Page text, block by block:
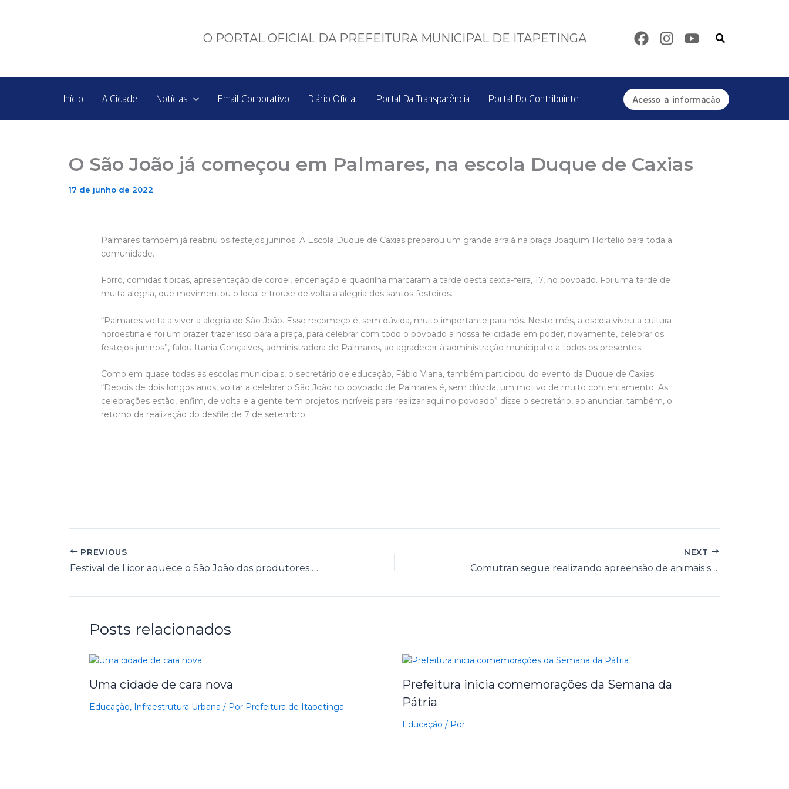
O PORTAL OFICIAL DA PREFEITURA MUNICIPAL DE ITAPETINGA Pesquisar
Início A Cidade Notícias Email Corporativo Diário Oficial Portal Da Transparência Portal Do Contribuinte Acesso a informação
O São João já começou em Palmares, na escola Duque de Caxias
17 de junho de 2022
Palmares também já reabriu os festejos juninos. A Escola Duque de Caxias preparou um grande arraiá na praça Joaquim Hortélio para toda a
comunidade.
Forró, comidas típicas, apresentação de cordel, encenação e quadrilha marcaram a tarde desta sexta-feira, 17, no povoado. Foi uma tarde de
muita alegria, que movimentou o local e trouxe de volta a alegria dos santos festeiros.
“Palmares volta a viver a alegria do São João. Esse recomeço é, sem dúvida, muito importante para nós. Neste mês, a escola viveu a cultura
nordestina e foi um prazer trazer isso para a praça, para celebrar com todo o povoado a nossa felicidade em poder, novamente, celebrar os
festejos juninos”, falou Itania Gonçalves, administradora de Palmares, ao agradecer à administração municipal e a todos os presentes.
Como em quase todas as escolas municipais, o secretário de educação, Fábio Viana, também participou do evento da Duque de Caxias.
“Depois de dois longos anos, voltar a celebrar o São João no povoado de Palmares é, sem dúvida, um motivo de muito contentamento. As
celebrações estão, enfim, de volta e a gente tem projetos incríveis para realizar aqui no povoado” disse o secretário, ao anunciar, também, o
retorno da realização do desfile de 7 de setembro.
PREVIOUS
Festival de Licor aquece o São João dos produtores artesanais
NEXT
Comutran segue realizando apreensão de animais soltos em vias públicas.
Posts relacionados
Uma cidade de cara nova
Educação, Infraestrutura Urbana / Por Prefeitura de Itapetinga
Prefeitura inicia comemorações da Semana da
Pátria
Educação / Por